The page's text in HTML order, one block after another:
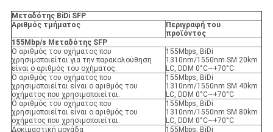
Μεταδότης BiDi SFP
Αριθμός τμήματος
Περιγραφή του
προϊόντος
155Mbp/s Μεταδότης SFP
Ο αριθμός του οχήματος που
χρησιμοποιείται για την παρακολούθηση
είναι ο αριθμός του οχήματος.
155Mbps, BiDi
1310nm/1550nm SM 20km
LC, DDM 0°C~+70°C
Ο αριθμός του οχήματος που
χρησιμοποιείται είναι ο αριθμός του
οχήματος που χρησιμοποιείται.
155Mbps, BiDi
1310nm/1550nm SM 40km
LC, DDM 0°C~+70°C
Ο αριθμός του οχήματος που
χρησιμοποιείται είναι ο αριθμός του
οχήματος που χρησιμοποιείται.
155Mbps, BiDi
1310nm/1550nm SM 80km
LC, DDM 0°C~+70°C
Δοκιμαστική μονάδα
155Mbps, BiDi